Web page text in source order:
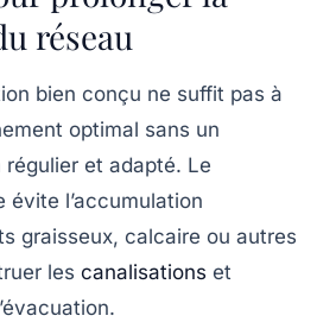
réseau
bien conçu ne suffit pas à
optimal sans un
et adapté. Le
évite l’accumulation
graisseux, calcaire ou autres
les canalisations et